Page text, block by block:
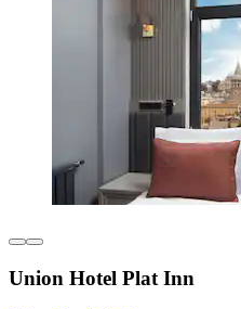
Union Hotel Plat Inn